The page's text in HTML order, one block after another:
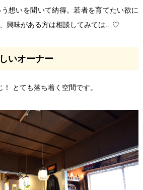
想いを聞いて納得。若者を育てたい欲に
興味がある方は相談してみては…♡
いオーナー
とても落ち着く空間です。